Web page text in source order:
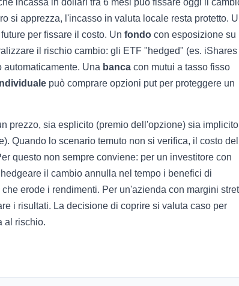
si apprezza, l'incasso in valuta locale resta protetto.
per fissare il costo. Un fondo con esposizione su
il rischio cambio: gli ETF "hedged" (es. iShares
Una banca con mutui a tasso fisso
può comprare opzioni put per proteggere un
prezzo, sia esplicito (premio dell'opzione) sia implicito
Quando lo scenario temuto non si verifica, il costo del
questo non sempre conviene: per un investitore con
il cambio annulla nel tempo i benefici di
erode i rendimenti. Per un'azienda con margini
i risultati. La decisione di coprire si valuta caso per
al rischio.